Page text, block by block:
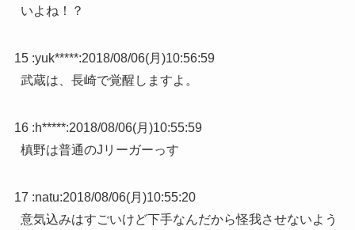
いよね！？
15 :yuk*****:2018/08/06(月)10:56:59
武蔵は、長崎で覚醒しますよ。
16 :h*****:2018/08/06(月)10:55:59
槙野は普通のJリーガーっす
17 :natu:2018/08/06(月)10:55:20
意気込みはすごいけど下手なんだから怪我させないよう